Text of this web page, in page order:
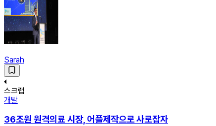
Sarah
스크랩
개발
36조원 원격의료 시장, 어플제작으로 사로잡자